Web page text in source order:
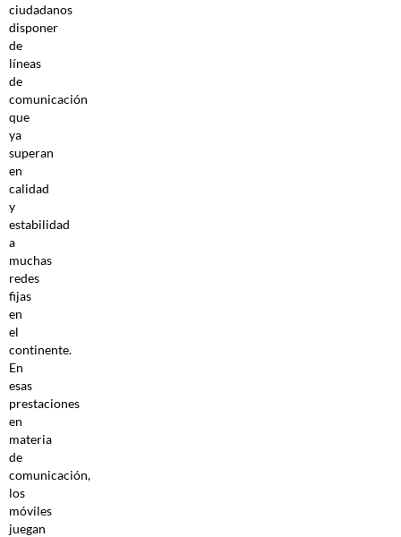
ciudadanos
disponer
de
líneas
de
comunicación
que
ya
superan
en
calidad
y
estabilidad
a
muchas
redes
fijas
en
el
continente.
En
esas
prestaciones
en
materia
de
comunicación,
los
móviles
juegan